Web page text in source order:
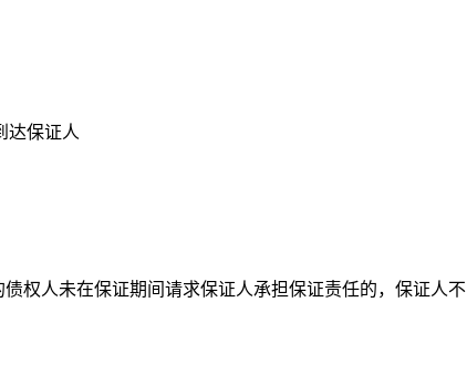
达保证人
权人未在保证期间请求保证人承担保证责任的，保证人不